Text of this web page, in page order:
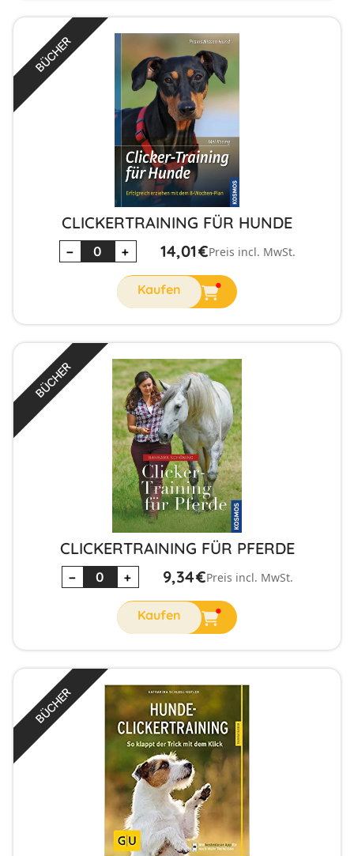
CLICKERTRAINING FÜR HUNDE
− + 14,01€Preis incl. MwSt.
BÜCHER
CLICKERTRAINING FÜR PFERDE
− + 9,34€Preis incl. MwSt.
BÜCHER
BÜCHER